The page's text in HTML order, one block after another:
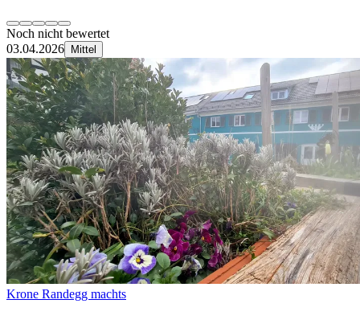
Noch nicht bewertet
03.04.2026
Mittel
Krone Randegg machts